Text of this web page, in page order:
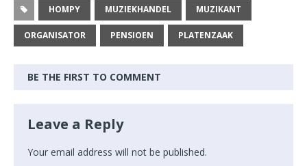
HOMPY MUZIEKHANDEL MUZIKANT
ORGANISATOR PENSIOEN PLATENZAAK
BE THE FIRST TO COMMENT
Leave a Reply
Your email address will not be published.